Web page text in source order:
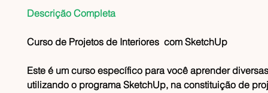
Descrição Completa
Curso de Projetos de Interiores com SketchUp
Este é um curso específico para você aprender
utilizando o programa SketchUp, na constituição de